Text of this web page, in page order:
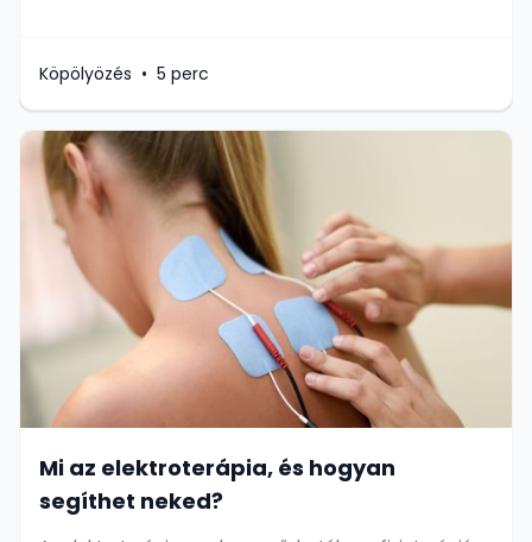
Köpölyözés • 5 perc
Mi az elektroterápia, és hogyan
segíthet neked?